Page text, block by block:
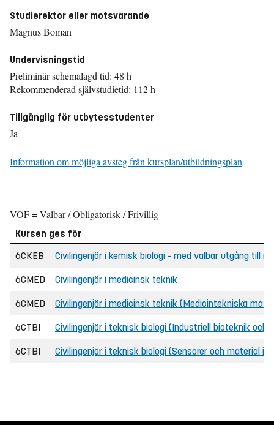
Studierektor eller motsvarande
Magnus Boman
Undervisningstid
Preliminär schemalagd tid: 48 h
Rekommenderad självstudietid: 112 h
Tillgänglig för utbytesstudenter
Ja
Information om möjliga avsteg från kursplan/utbildningsplan
VOF = Valbar / Obligatorisk / Frivillig
Kursen ges för
6CKEB
Civilingenjör i kemisk biologi - med valbar utgång till
6CMED Civilingenjör i medicinsk teknik
6CMED Civilingenjör i medicinsk teknik (Medicintekniska
6CTBI Civilingenjör i teknisk biologi (Industriell bioteknik och
6CTBI Civilingenjör i teknisk biologi (Sensorer och material i